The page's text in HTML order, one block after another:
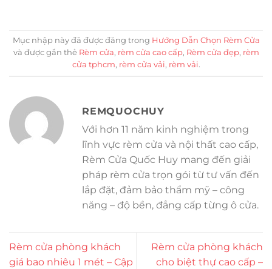
Mục nhập này đã được đăng trong Hướng Dẫn Chọn Rèm Cửa
và được gắn thẻ Rèm cửa, rèm cửa cao cấp, Rèm cửa đẹp, rèm
cửa tphcm, rèm cửa vải, rèm vải.
REMQUOCHUY
Với hơn 11 năm kinh nghiệm trong
lĩnh vực rèm cửa và nội thất cao cấp,
Rèm Cửa Quốc Huy mang đến giải
pháp rèm cửa trọn gói từ tư vấn đến
lắp đặt, đảm bảo thẩm mỹ – công
năng – độ bền, đẳng cấp từng ô cửa.
Rèm cửa phòng khách
giá bao nhiêu 1 mét – Cập
Rèm cửa phòng khách
cho biệt thự cao cấp –